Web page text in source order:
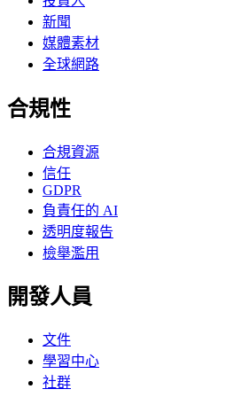
新聞
媒體素材
全球網路
合規性
合規資源
信任
GDPR
負責任的 AI
透明度報告
檢舉濫用
開發人員
文件
學習中心
社群